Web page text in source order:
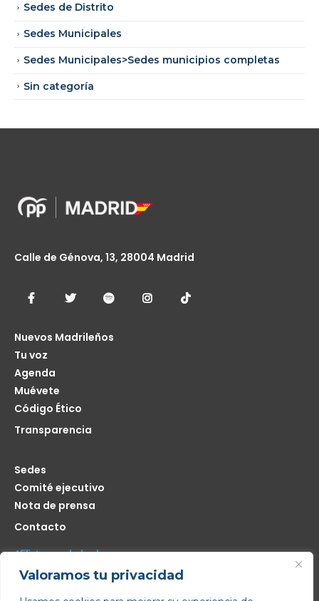
Valoramos tu privacidad
Sedes de Distrito
Sedes Municipales
Sedes Municipales>Sedes municipios completas
Sin categoría
Calle de Génova, 13, 28004 Madrid
Nuevos Madrileños
Tu voz
Agenda
Muévete
Código Ético
Transparencia
Sedes
Comité ejecutivo
Nota de prensa
Contacto
Afíliate seas de donde seas
Me interesa